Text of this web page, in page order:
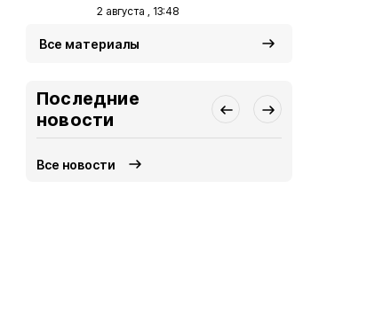
2 августа , 13:48
Все материалы
Последние
новости
Все новости